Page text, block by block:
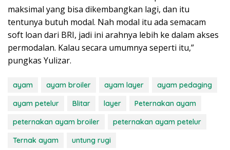
maksimal yang bisa dikembangkan lagi, dan itu
tentunya butuh modal. Nah modal itu ada semacam
soft loan dari BRI, jadi ini arahnya lebih ke dalam akses
permodalan. Kalau secara umumnya seperti itu,”
pungkas Yulizar.
ayam ayam broiler ayam layer
ayam pedaging
ayam petelur
Blitar layer
Peternakan ayam
peternakan ayam broiler
peternakan ayam petelur
Ternak ayam
untung rugi